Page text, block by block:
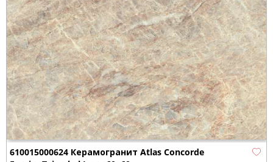
610015000624 Керамогранит Atlas Concorde